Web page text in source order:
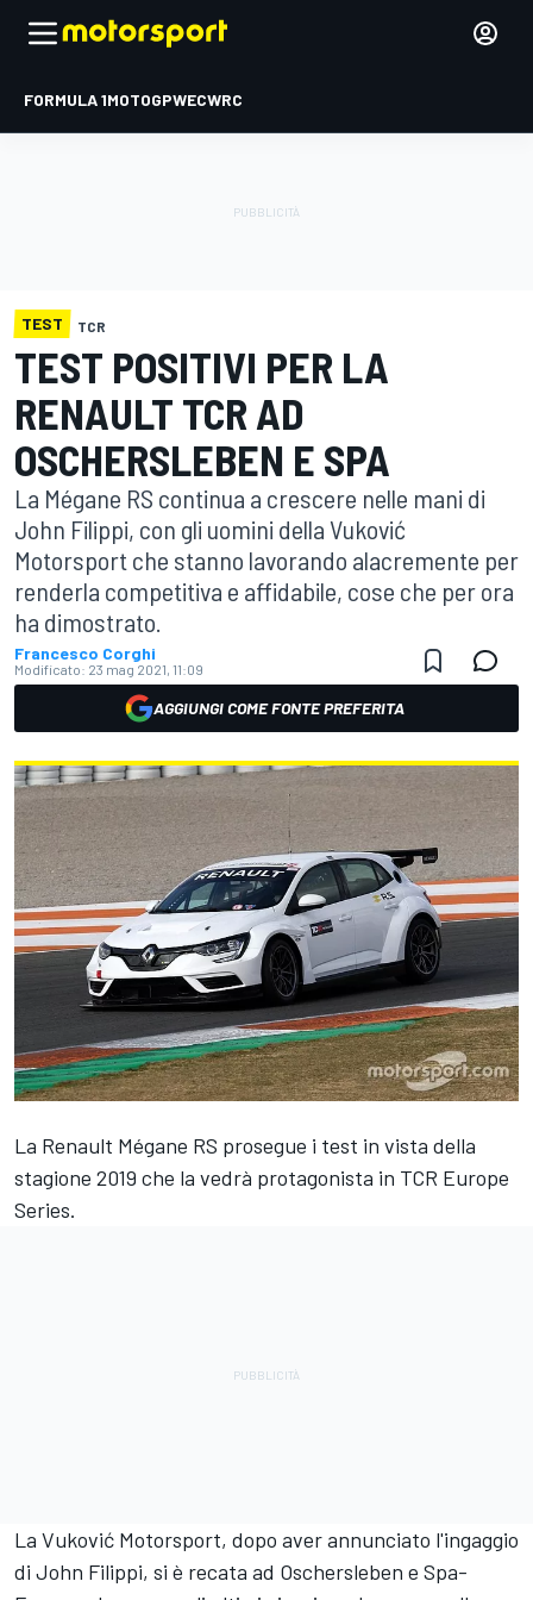
FORMULA 1MOTOGPWECWRC
TEST TCR
TEST POSITIVI PER LA
RENAULT TCR AD
OSCHERSLEBEN E SPA
La Mégane RS continua a crescere nelle mani di
John Filippi, con gli uomini della Vuković
Motorsport che stanno lavorando alacremente per
renderla competitiva e affidabile, cose che per ora
ha dimostrato.
Francesco Corghi
Modificato: 23 mag 2021, 11:09
AGGIUNGI COME FONTE PREFERITA
La Renault Mégane RS prosegue i test in vista della
stagione 2019 che la vedrà protagonista in TCR Europe
Series.
La Vuković Motorsport, dopo aver annunciato l'ingaggio
di John Filippi, si è recata ad Oschersleben e Spa-